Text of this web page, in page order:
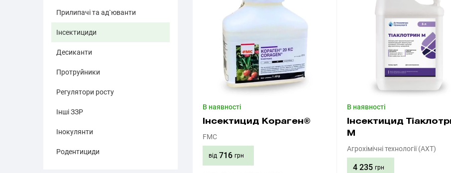
Прилипачі та ад`юванти
Інсектициди
Десиканти
Протруйники
Регулятори росту
Інші ЗЗР
Інокулянти
Родентициди
В наявності
Інсектицид Кораген®
FMC
від 716 грн
В наявності
Інсектицид
М
Агрохімічні технології (АХТ)
4 235 грн